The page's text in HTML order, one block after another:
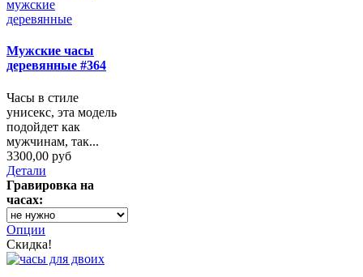
Мужские часы
деревянные #364
Часы в стиле
унисекс, эта модель
подойдет как
мужчинам, так...
3300,00 руб
Детали
Гравировка на
часах:
Опции
Скидка!